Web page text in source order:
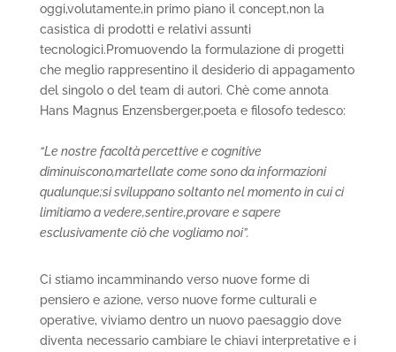
oggi,volutamente,in primo piano il concept,non la
casistica di prodotti e relativi assunti
tecnologici.Promuovendo la formulazione di progetti
che meglio rappresentino il desiderio di appagamento
del singolo o del team di autori. Chè come annota
Hans Magnus Enzensberger,poeta e filosofo tedesco:
“Le nostre facoltà percettive e cognitive
diminuiscono,martellate come sono da informazioni
qualunque;si sviluppano soltanto nel momento in cui ci
limitiamo a vedere,sentire,provare e sapere
esclusivamente ciò che vogliamo noi”.
Ci stiamo incamminando verso nuove forme di
pensiero e azione, verso nuove forme culturali e
operative, viviamo dentro un nuovo paesaggio dove
diventa necessario cambiare le chiavi interpretative e i